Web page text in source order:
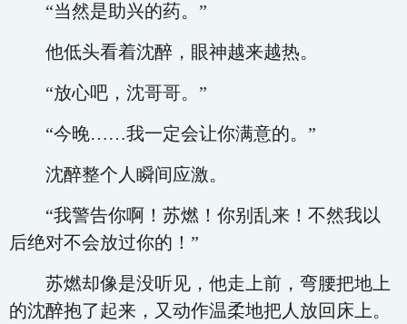
“当然是助兴的药。”
他低头看着沈醉，眼神越来越热。
“放心吧，沈哥哥。”
“今晚……我一定会让你满意的。”
沈醉整个人瞬间应激。
“我警告你啊！苏燃！你别乱来！不然我以
后绝对不会放过你的！”
苏燃却像是没听见，他走上前，弯腰把地上
的沈醉抱了起来，又动作温柔地把人放回床上。